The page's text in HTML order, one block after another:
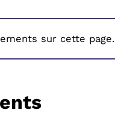
sur cette page.